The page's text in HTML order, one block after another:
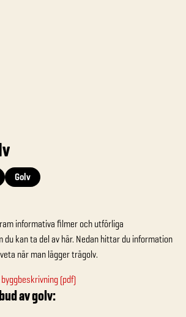
Golv
informativa filmer och utförliga
du kan ta del av här. Nedan hittar du information
när man lägger trägolv.
(pdf)
av golv: